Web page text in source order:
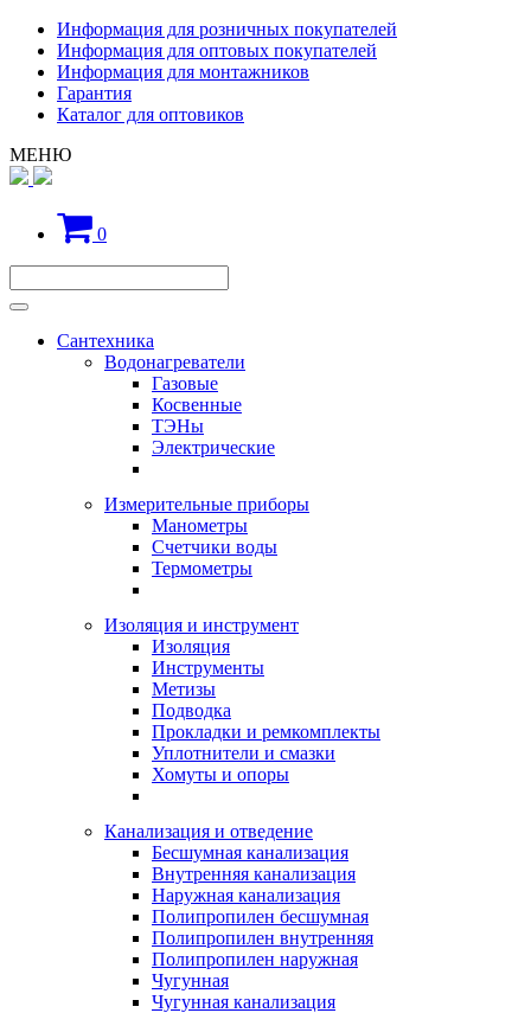
Информация для розничных покупателей
Информация для оптовых покупателей
Информация для монтажников
Гарантия
Каталог для оптовиков
МЕНЮ
0
Сантехника
Водонагреватели
Газовые
Косвенные
ТЭНы
Электрические
Измерительные приборы
Манометры
Счетчики воды
Термометры
Изоляция и инструмент
Изоляция
Инструменты
Метизы
Подводка
Прокладки и ремкомплекты
Уплотнители и смазки
Хомуты и опоры
Канализация и отведение
Бесшумная канализация
Внутренняя канализация
Наружная канализация
Полипропилен бесшумная
Полипропилен внутренняя
Полипропилен наружная
Чугунная
Чугунная канализация